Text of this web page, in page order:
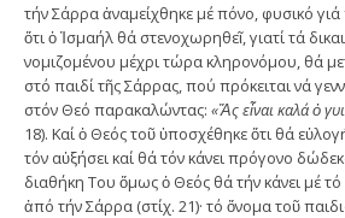
τήν Σάρρα ἀναμείχθηκε μέ πόνο, φυσικό
ὅτι ὁ Ἰσμαήλ θά στενοχωρηθεῖ, γιατί τά
νομιζομένου μέχρι τώρα κληρονόμου, θά
στό παιδί τῆς Σάρρας, πού πρόκειται νά
στόν Θεό παρακαλώντας: «Ἄς εἶναι καλά ὁ
18). Καί ὁ Θεός τοῦ ὑποσχέθηκε ὅτι θά
τόν αὐξήσει καί θά τόν κάνει πρόγονο
διαθήκη Του ὅμως ὁ Θεός θά τήν κάνει μέ
ἀπό τήν Σάρρα (στίχ. 21)· τό ὄνομα τοῦ